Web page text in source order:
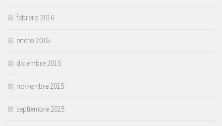
febrero 2016
enero 2016
diciembre 2015
noviembre 2015
septiembre 2015